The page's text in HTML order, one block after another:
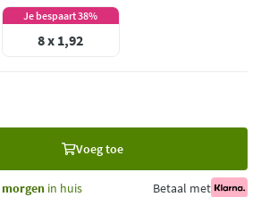
Je bespaart 38%
8 x 1,92
Voeg toe
morgen in huis Betaal met